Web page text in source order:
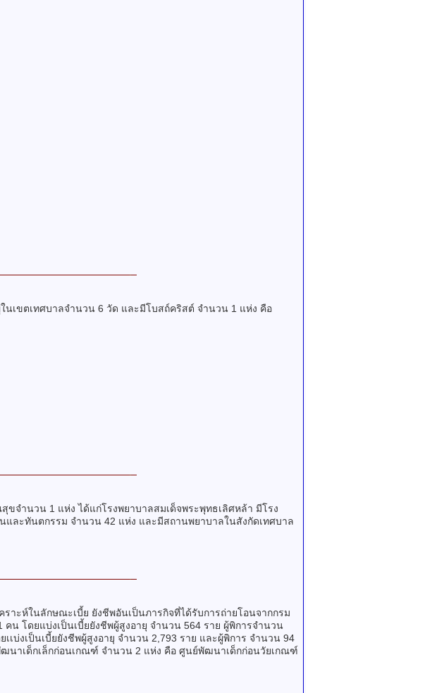
ขตเทศบาลจำนวน 6 วัด และมีโบสถ์คริสต์ จำนวน 1 แห่ง คือ
จำนวน 1 แห่ง ได้แก่โรงพยาบาลสมเด็จพระพุทธเลิศหล้า มีโรง
ละทันตกรรม จำนวน 42 แห่ง และมีสถานพยาบาลในสังกัดเทศบาล
ะห์ในลักษณะเบี้ย ยังชีพอันเป็นภารกิจที่ได้รับการถ่ายโอนจากกรม
น โดยแบ่งเป็นเบี้ยยังชีพผู้สูงอายุ จำนวน 564 ราย ผู้พิการจำนวน
เบ่งเป็นเบี้ยยังชีพผู้สูงอายุ จำนวน 2,793 ราย และผู้พิการ จำนวน 94
นาเด็กเล็กก่อนเกณฑ์ จำนวน 2 แห่ง คือ ศูนย์พัฒนาเด็กก่อนวัยเกณฑ์